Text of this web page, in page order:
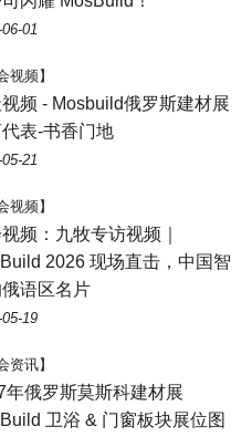
01
视频】
频 - Mosbuild俄罗斯建材展
代表-书香门地
21
视频】
频：九牧专访视频｜
2026 现场直击，中国智
语区名片
19
资讯】
年俄罗斯莫斯科建材展
卫浴 & 门窗板块展位图